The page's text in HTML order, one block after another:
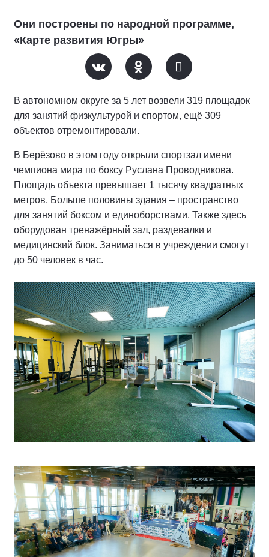
Они построены по народной программе,
«Карте развития Югры»
В автономном округе за 5 лет возвели 319 площадок
для занятий физкультурой и спортом, ещё 309
объектов отремонтировали.
В Берёзово в этом году открыли спортзал имени
чемпиона мира по боксу Руслана Проводникова.
Площадь объекта превышает 1 тысячу квадратных
метров. Больше половины здания – пространство
для занятий боксом и единоборствами. Также здесь
оборудован тренажёрный зал, раздевалки и
медицинский блок. Заниматься в учреждении смогут
до 50 человек в час.